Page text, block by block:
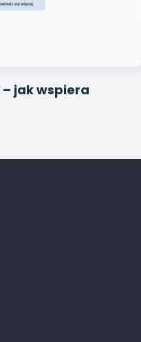
jak wspiera